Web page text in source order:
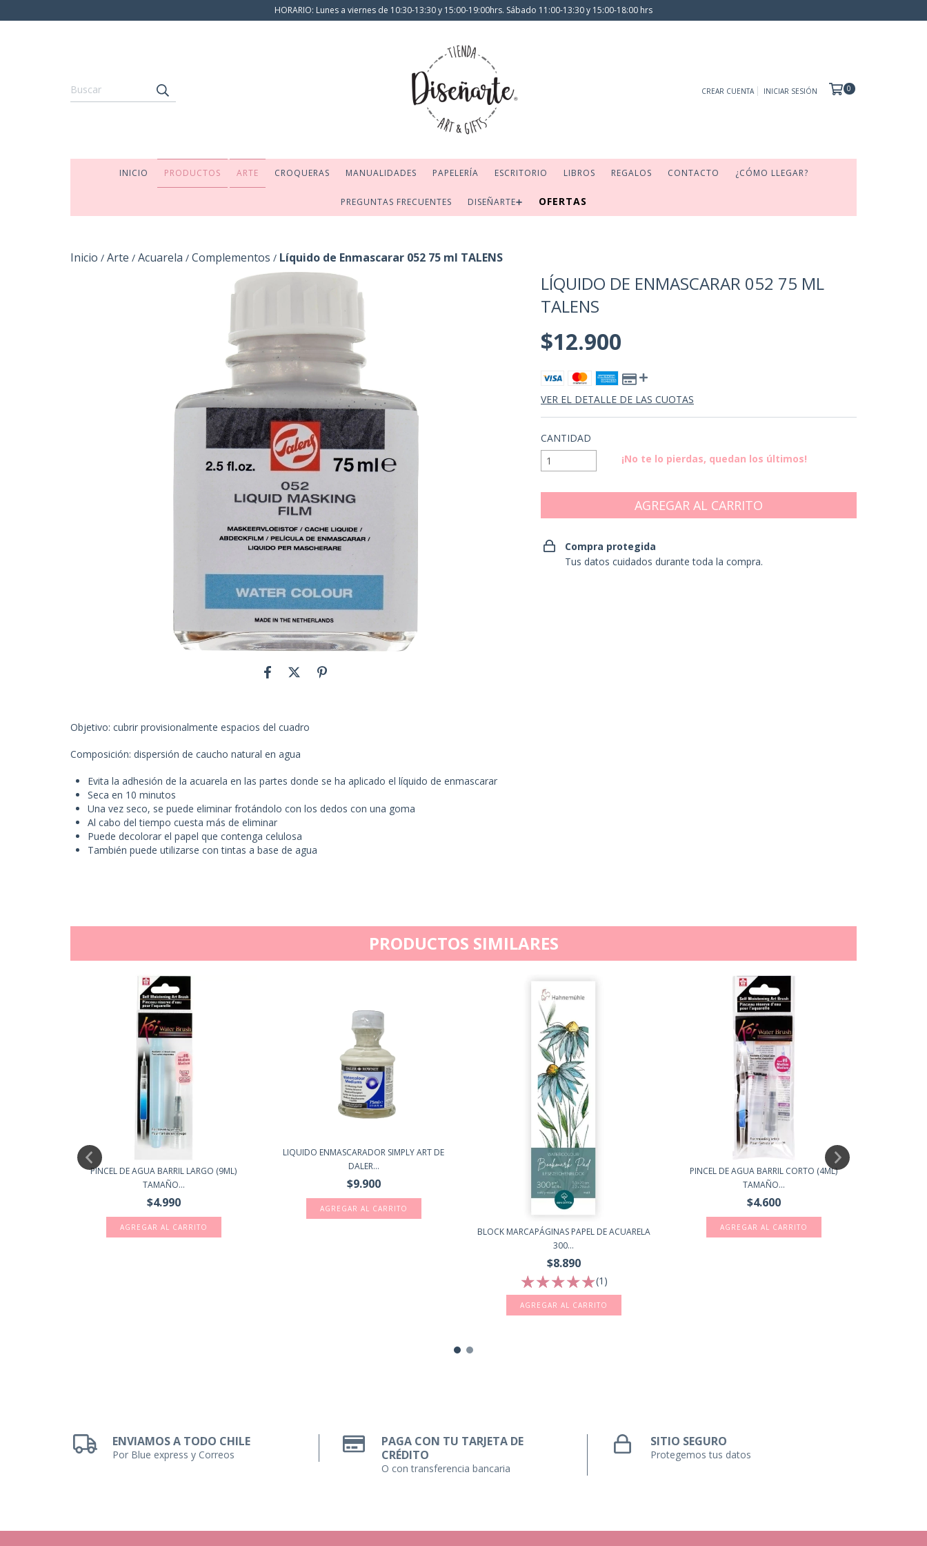
HORARIO: Lunes a viernes de 10:30-13:30 y 15:00-19:00hrs. Sábado 11:00-13:30 y 15:00-18:00 hrs
CREAR CUENTA INICIAR SESIÓN 0
INICIO PRODUCTOS ARTE CROQUERAS MANUALIDADES PAPELERÍA ESCRITORIO LIBROS REGALOS CONTACTO ¿CÓMO LLEGAR?
PREGUNTAS FRECUENTES DISEÑARTE➕ OFERTAS
Inicio / Arte / Acuarela / Complementos / Líquido de Enmascarar 052 75 ml TALENS
Objetivo: cubrir provisionalmente espacios del cuadro
Composición: dispersión de caucho natural en agua
Evita la adhesión de la acuarela en las partes donde se ha aplicado el líquido de enmascarar
Seca en 10 minutos
Una vez seco, se puede eliminar frotándolo con los dedos con una goma
Al cabo del tiempo cuesta más de eliminar
Puede decolorar el papel que contenga celulosa
También puede utilizarse con tintas a base de agua
LÍQUIDO DE ENMASCARAR 052 75 ML
TALENS
$12.900
VER EL DETALLE DE LAS CUOTAS
CANTIDAD
¡No te lo pierdas, quedan los últimos!
Compra protegida
Tus datos cuidados durante toda la compra.
PRODUCTOS SIMILARES
PINCEL DE AGUA BARRIL LARGO (9ML)
TAMAÑO...
$4.990
AGREGAR AL CARRITO
LIQUIDO ENMASCARADOR SIMPLY ART DE
DALER...
$9.900
BLOCK MARCAPÁGINAS PAPEL DE ACUARELA
300...
$8.890
(1)
PINCEL DE AGUA BARRIL CORTO (4ML)
TAMAÑO...
$4.600
AGREGAR AL CARRITO
ENVIAMOS A TODO CHILE
Por Blue express y Correos
PAGA CON TU TARJETA DE
CRÉDITO
O con transferencia bancaria
SITIO SEGURO
Protegemos tus datos